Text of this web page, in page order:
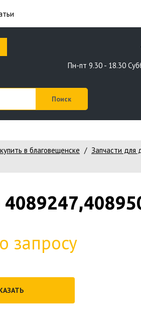
Пн-пт 9.30 - 18.30
в благовещенске
Запчасти для
запросу